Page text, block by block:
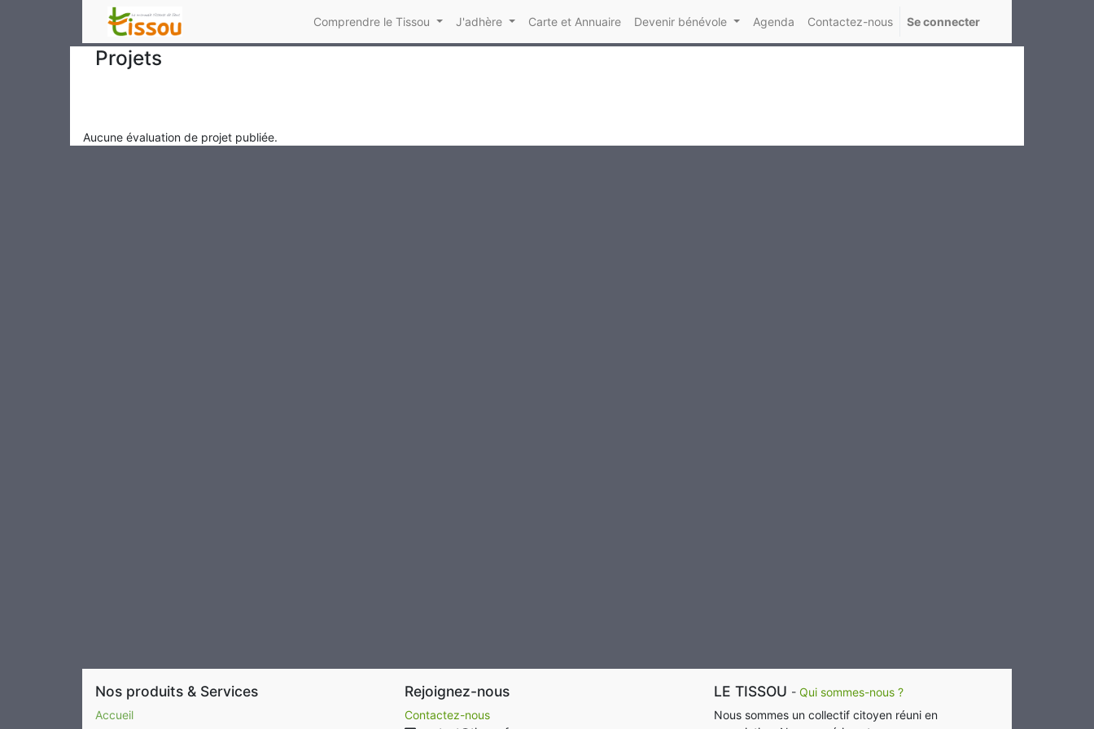
Comprendre le Tissou J'adhère Carte et Annuaire Devenir bénévole Agenda Contactez-nous Se connecter
Projets
Aucune évaluation de projet publiée.
Nos produits & Services
Accueil
Rejoignez-nous
Contactez-nous
LE TISSOU - Qui sommes-nous ?
Nous sommes un collectif citoyen réuni en